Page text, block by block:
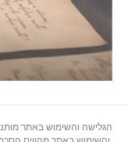
והשימוש באתר מותנים